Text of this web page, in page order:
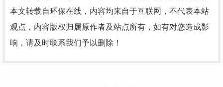
本文转载自环保在线，内容均来自于互联网，不代表本站
观点，内容版权归属原作者及站点所有，如有对您造成影
响，请及时联系我们予以删除！